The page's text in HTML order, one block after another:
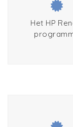
Het HP